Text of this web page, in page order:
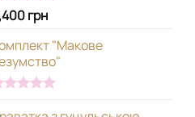
в
з 5
грн
"Макове